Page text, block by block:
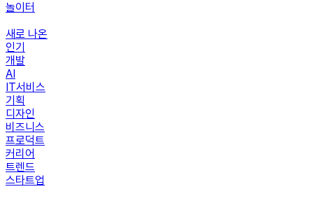
놀이터
새로 나온
인기
개발
AI
IT서비스
기획
디자인
비즈니스
프로덕트
커리어
트렌드
스타트업